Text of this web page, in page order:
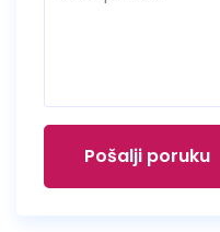
Pošalji poruku